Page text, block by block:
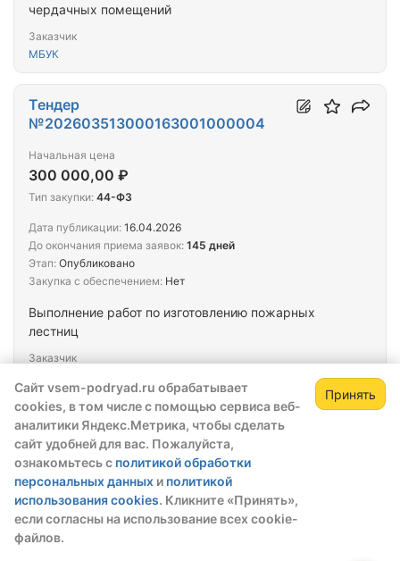
Сайт vsem-podryad.ru обрабатывает
cookies, в том числе с помощью сервиса веб-
аналитики Яндекс.Метрика, чтобы сделать
сайт удобней для вас. Пожалуйста,
ознакомьтесь с политикой обработки
персональных данных и политикой
использования cookies. Кликните «Принять»,
если согласны на использование всех cookie-
файлов.
Принять
чердачных помещений
Заказчик
МБУК
Выполнение работ по изготовлению пожарных
лестниц
Заказчик
Тендер
№202603513000163001000004
Начальная цена
300 000,00 ₽
Тип закупки: 44-ФЗ
Дата публикации: 16.04.2026
До окончания приема заявок: 145 дней
Этап: Опубликовано
Закупка с обеспечением: Нет
Тендер
№202603513000163001000005
Начальная цена
600 000,00 ₽
Тип закупки: 44-ФЗ